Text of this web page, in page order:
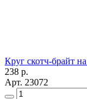
Круг скотч-брайт
238 р.
Арт. 23072